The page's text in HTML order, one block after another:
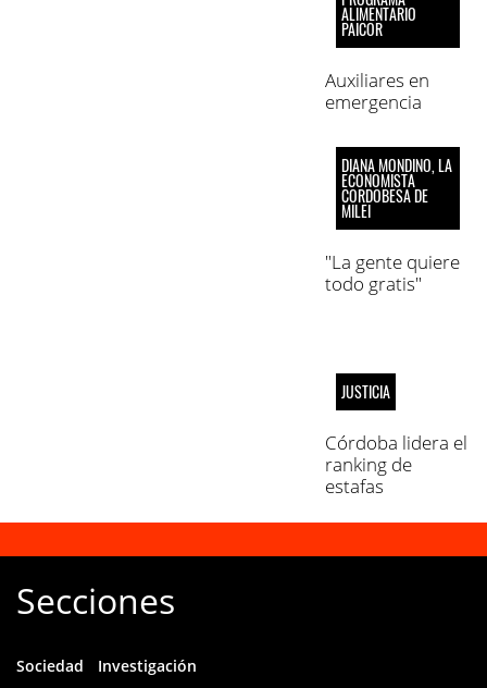
ALIMENTARIO
PAICOR
Auxiliares en
emergencia
DIANA MONDINO, LA
ECONOMISTA
CORDOBESA DE
MILEI
"La gente quiere
todo gratis"
JUSTICIA
Córdoba lidera el
ranking de
estafas
la cárcel
Secciones
Sociedad Investigación